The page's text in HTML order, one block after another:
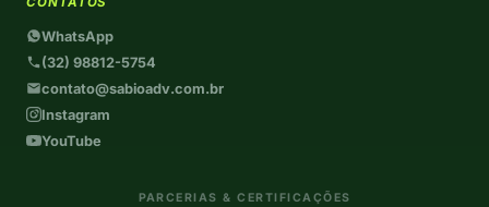
PARCERIAS & CERTIFICAÇÕES
WhatsApp
(32) 98812-5754
contato@sabioadv.com.br
Instagram
YouTube